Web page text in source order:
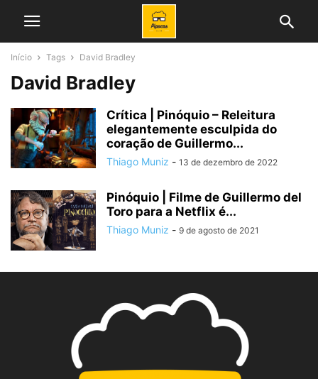
Início Tags David Bradley
David Bradley
Crítica | Pinóquio – Releitura
elegantemente esculpida do
coração de Guillermo...
Thiago Muniz - 13 de dezembro de 2022
Pinóquio | Filme de Guillermo del
Toro para a Netflix é...
Thiago Muniz - 9 de agosto de 2021